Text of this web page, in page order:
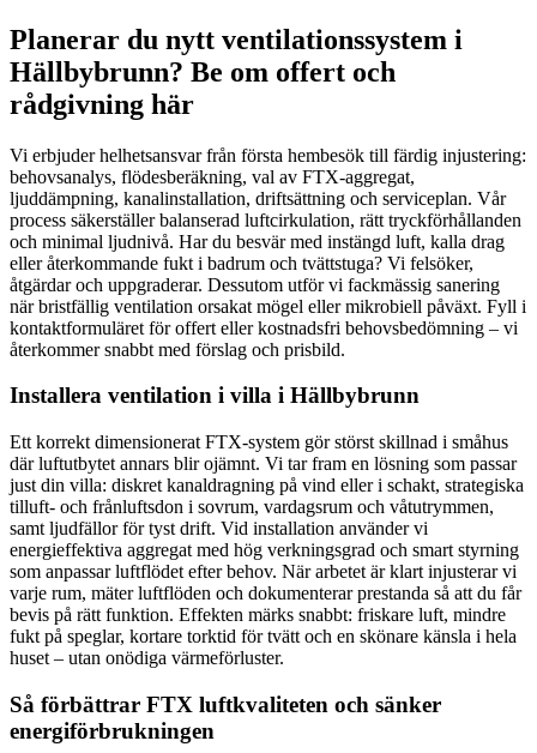
Planerar du nytt ventilationssystem i
Hällbybrunn? Be om offert och
rådgivning här
Vi erbjuder helhetsansvar från första hembesök till färdig injustering:
behovsanalys, flödesberäkning, val av FTX-aggregat,
ljuddämpning, kanalinstallation, driftsättning och serviceplan. Vår
process säkerställer balanserad luftcirkulation, rätt tryckförhållanden
och minimal ljudnivå. Har du besvär med instängd luft, kalla drag
eller återkommande fukt i badrum och tvättstuga? Vi felsöker,
åtgärdar och uppgraderar. Dessutom utför vi fackmässig sanering
när bristfällig ventilation orsakat mögel eller mikrobiell påväxt. Fyll i
kontaktformuläret för offert eller kostnadsfri behovsbedömning – vi
återkommer snabbt med förslag och prisbild.
Installera ventilation i villa i Hällbybrunn
Ett korrekt dimensionerat FTX-system gör störst skillnad i småhus
där luftutbytet annars blir ojämnt. Vi tar fram en lösning som passar
just din villa: diskret kanaldragning på vind eller i schakt, strategiska
tilluft- och frånluftsdon i sovrum, vardagsrum och våtutrymmen,
samt ljudfällor för tyst drift. Vid installation använder vi
energieffektiva aggregat med hög verkningsgrad och smart styrning
som anpassar luftflödet efter behov. När arbetet är klart injusterar vi
varje rum, mäter luftflöden och dokumenterar prestanda så att du får
bevis på rätt funktion. Effekten märks snabbt: friskare luft, mindre
fukt på speglar, kortare torktid för tvätt och en skönare känsla i hela
huset – utan onödiga värmeförluster.
Så förbättrar FTX luftkvaliteten och sänker
energiförbrukningen